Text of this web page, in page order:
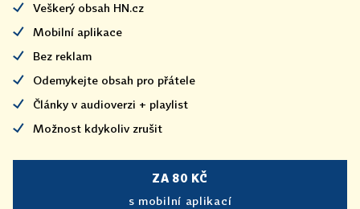
Veškerý obsah HN.cz
Mobilní aplikace
Bez reklam
Odemykejte obsah pro přátele
Články v audioverzi + playlist
Možnost kdykoliv zrušit
ZA 80 KČ
s mobilní aplikací